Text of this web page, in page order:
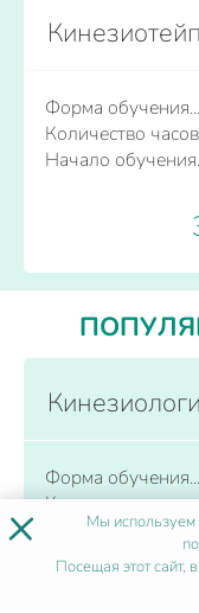
Форма обучения
Количество часов
Начало обучения
Форма обучения
Количество часов
Начало обучения
× Мы используем
Посещая этот сайт,